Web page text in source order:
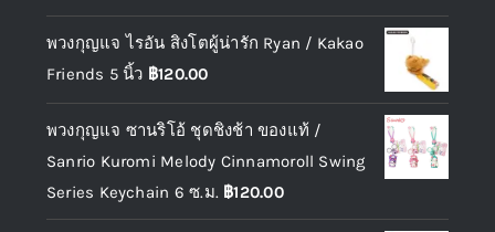
พวงกุญแจ ไรอัน สิงโตผู้น่ารัก Ryan / Kakao
Friends 5 นิ้ว ฿120.00
พวงกุญแจ ซานริโอ้ ชุดชิงช้า ของแท้ /
Sanrio Kuromi Melody Cinnamoroll Swing
Series Keychain 6 ซ.ม. ฿120.00